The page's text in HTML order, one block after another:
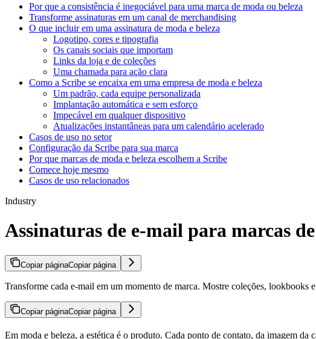
Por que a consistência é inegociável para uma marca de moda ou beleza
Transforme assinaturas em um canal de merchandising
O que incluir em uma assinatura de moda e beleza
Logotipo, cores e tipografia
Os canais sociais que importam
Links da loja e de coleções
Uma chamada para ação clara
Como a Scribe se encaixa em uma empresa de moda e beleza
Um padrão, cada equipe personalizada
Implantação automática e sem esforço
Impecável em qualquer dispositivo
Atualizações instantâneas para um calendário acelerado
Casos de uso no setor
Configuração da Scribe para sua marca
Por que marcas de moda e beleza escolhem a Scribe
Comece hoje mesmo
Casos de uso relacionados
Industry
Assinaturas de e-mail para marcas
Copiar páginaCopiar página
Transforme cada e-mail em um momento de marca. Mostre coleções, lookbooks
Copiar páginaCopiar página
Em moda e beleza, a estética é o produto. Cada ponto de contato, da imagem